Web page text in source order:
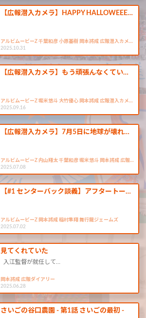
【広報潜入カメラ】HAPPY HALLOWEEE…
アルビムービーZ 千葉和彦 小原基樹 岡本將成 広報潜入カメ…
2025.10.31
【広報潜入カメラ】もう頑張んなくてい…
アルビムービーZ 堀米悠斗 大竹優心 岡本將成 広報潜入カメ…
2025.09.16
【広報潜入カメラ】7月5日に地球が壊れ…
アルビムービーZ 内山翔太 千葉和彦 堀米悠斗 岡本將成 広報…
2025.07.08
【#1 センターバック談義】アフタートー…
アルビムービーZ 岡本將成 稲村隼翔 舞行龍ジェームズ
2025.07.02
見てくれていた
入江監督が就任して…
岡本將成 広報ダイアリー
2025.06.28
さいごの谷口農園 - 第1話 さいごの最初 -